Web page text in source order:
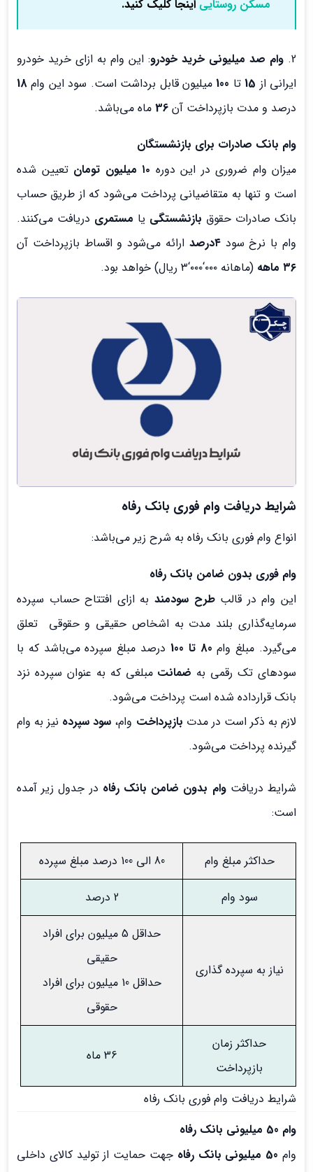
مسکن روستایی اینجا کلیک کنید.
2. وام صد میلیونی خرید خودرو: این وام به ازای خرید خودرو
ایرانی از 15 تا 100 میلیون قابل برداشت است. سود این وام 18
درصد و مدت بازپرداخت آن 36 ماه می‌باشد.
وام بانک صادرات برای بازنشستگان
میزان وام ضروری در این دوره ۱۰ میلیون تومان
تعیین شده
است و تنها به متقاضیانی پرداخت می‌شود که از طریق حساب
بانک صادرات حقوق بازنشستگی یا مستمری دریافت می‌کنند.
وام با نرخ سود۴درصد
ارائه می‌شود و اقساط بازپرداخت آن
۳۶ ماهه
(ماهانه ۰۰۰‘۰۰۰‘۳ ریال) خواهد بود.
شرایط دریافت وام فوری بانک رفاه
انواع وام فوری بانک رفاه به شرح زیر می‌باشد:
وام فوری بدون ضامن بانک رفاه
این وام در قالبطرح سودمند به ازای افتتاح حساب سپرده
سرمایه‌گذاری بلند مدت به اشخاص حقیقی و حقوقی تعلق
می‌گیرد. مبلغ وام 80 تا 100
درصد مبلغ سپرده می‌باشد که با
سودهای تک رقمی به ضمانت مبلغی که به عنوان سپرده نزد
بانک قرارداده شده است پرداخت می‌شود.
لازم به ذکر است در مدت بازپرداخت وام، سود سپرده نیز به وام
گیرنده پرداخت می‌شود.
شرایط دریافتوام بدون ضامن بانک رفاه در جدول زیر آمده
است:
حداکثر مبلغ وام 80 الی 100 درصد مبلغ سپرده
سود وام 2 درصد
نیاز به سپرده گذاری
حداقل 5 میلیون برای افراد
حقیقی
حداقل 10 میلیون برای افراد
حقوقی
حداکثر زمان
بازپرداخت
36 ماه
شرایط دریافت وام فوری بانک رفاه
وام 50 میلیونی بانک رفاه
وام 50 میلیونی بانک رفاه
جهت حمایت از تولید کالای داخلی